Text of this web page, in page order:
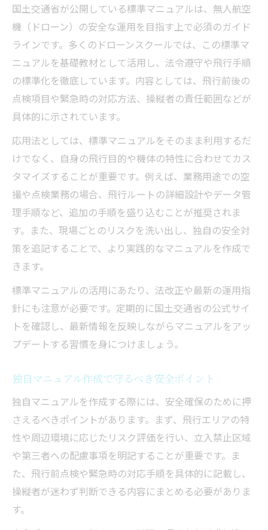
ドローンスクールで得る最新飛行マニュア
ルの知識
無人航空機飛行マニュアル最新動向の把握
方法
ドローンマニュアルモードと安全運用のコ
ツ
航空局標準マニュアル02を応用した操縦術
実践的な飛行マニュアル自作例の活用ポイ
ント
実体験を通じたドローンスクール選びのポイン
ト
ドローンスクールの実体験で分かる選び方
資格取得に直結する指導内容の見極め方
実践演習が豊富なドローンスクールの選び
方
重要性
安心して資格取得へ進むための最適な手順とコ
ツ
ドローンスクールと連携した資格取得の流
れ
国土交通省ドローン標準マニュアルによる
準備法
国土交通省が公開している標準マニュアルは、無人航空
機（ドローン）の安全な運用を目指す上で必須のガイド
ラインです。多くのドローンスクールでは、この標準マ
ニュアルを基礎教材として活用し、法令遵守や飛行手順
の標準化を徹底しています。内容としては、飛行前後の
点検項目や緊急時の対応方法、操縦者の責任範囲などが
具体的に示されています。
応用法としては、標準マニュアルをそのまま利用するだ
けでなく、自身の飛行目的や機体の特性に合わせてカス
タマイズすることが重要です。例えば、業務用途での空
撮や点検業務の場合、飛行ルートの詳細設計やデータ管
理手順など、追加の手順を盛り込むことが推奨されま
す。また、現場ごとのリスクを洗い出し、独自の安全対
策を追記することで、より実践的なマニュアルを作成で
きます。
標準マニュアルの活用にあたり、法改正や最新の運用指
針にも注意が必要です。定期的に国土交通省の公式サイ
トを確認し、最新情報を反映しながらマニュアルをアッ
プデートする習慣を身につけましょう。
独自マニュアル作成で守るべき安全ポイント
独自マニュアルを作成する際には、安全確保のために押
さえるべきポイントがあります。まず、飛行エリアの特
性や周辺環境に応じたリスク評価を行い、立入禁止区域
や第三者への配慮事項を明記することが重要です。ま
た、飛行前点検や緊急時の対応手順を具体的に記載し、
操縦者が迷わず判断できる内容にまとめる必要がありま
す。